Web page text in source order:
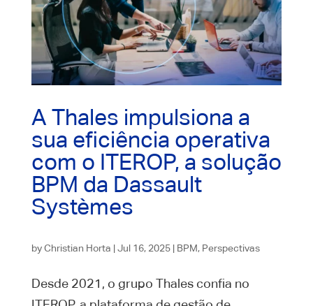
A Thales impulsiona a
sua eficiência operativa
com o ITEROP, a solução
BPM da Dassault
Systèmes
byChristian Horta |Jul 16, 2025| BPM, Perspectivas
Desde 2021, o grupo Thales confia no